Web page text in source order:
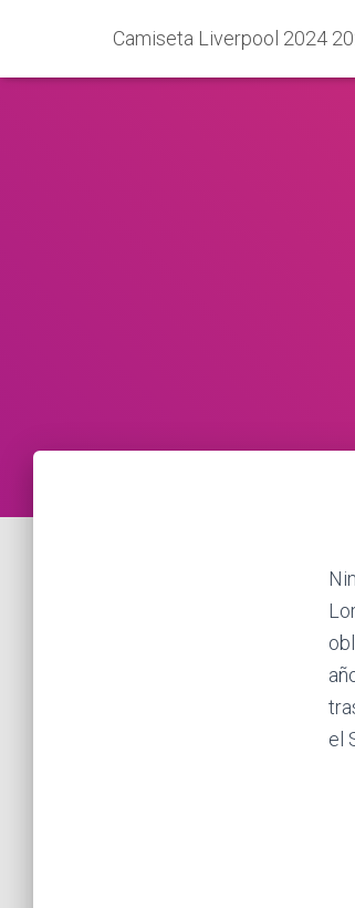
Camiseta Liverpool 2024
el